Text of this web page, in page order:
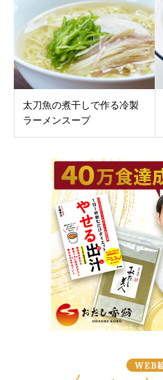
太刀魚の煮干しで作る冷製
ラーメンスープ